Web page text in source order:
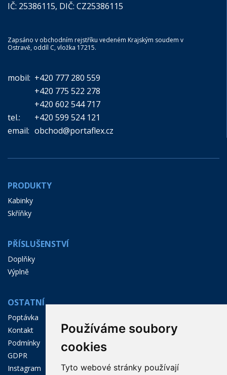
Používáme soubory
cookies
Tyto webové stránky používají
IČ: 25386115, DIČ: CZ25386115
Zapsáno v obchodním rejstříku vedeném Krajským soudem v
Ostravě, oddíl C, vložka 17215.
mobil: +420 777 280 559
+420 775 522 278
+420 602 544 717
tel.:
+420 599 524 121
email: obchod@portaflex.cz
PRODUKTY
Kabinky
Skříňky
PŘÍSLUŠENSTVÍ
Doplňky
Výplně
OSTATNÍ
Poptávka
Kontakt
Podmínky
GDPR
Instagram